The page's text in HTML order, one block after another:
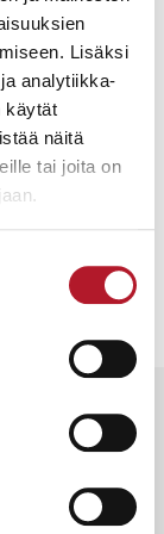
Lisäksi
analytiikka-
käytät
näitä
tai joita on
Katso kaikki